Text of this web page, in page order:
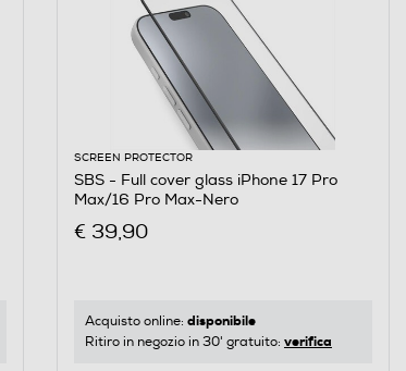
SCREEN PROTECTOR
SBS - Full cover glass iPhone 17 Pro
Max/16 Pro Max-Nero
€ 39,90
Acquisto online: disponibile
Ritiro in negozio in 30' gratuito: verifica